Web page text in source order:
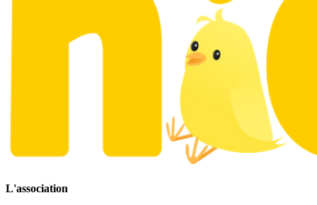
L'association